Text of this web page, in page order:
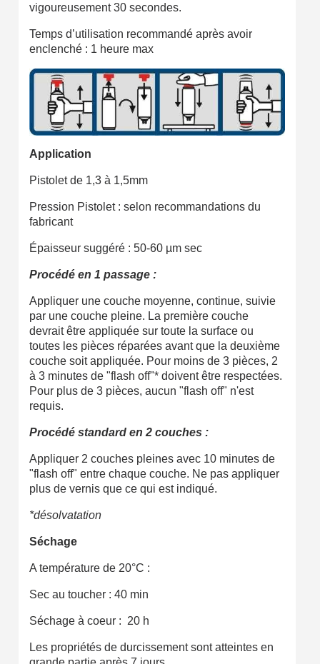
vigoureusement 30 secondes.
Temps d’utilisation recommandé après avoir
enclenché : 1 heure max
Application
Pistolet de 1,3 à 1,5mm
Pression Pistolet : selon recommandations du
fabricant
Épaisseur suggéré : 50-60 µm sec
Procédé en 1 passage :
Appliquer une couche moyenne, continue, suivie
par une couche pleine. La première couche
devrait être appliquée sur toute la surface ou
toutes les pièces réparées avant que la deuxième
couche soit appliquée. Pour moins de 3 pièces, 2
à 3 minutes de "flash off"* doivent être respectées.
Pour plus de 3 pièces, aucun "flash off" n'est
requis.
Procédé standard en 2 couches :
Appliquer 2 couches pleines avec 10 minutes de
"flash off" entre chaque couche. Ne pas appliquer
plus de vernis que ce qui est indiqué.
*désolvatation
Séchage
A température de 20°C :
Sec au toucher : 40 min
Séchage à coeur : 20 h
Les propriétés de durcissement sont atteintes en